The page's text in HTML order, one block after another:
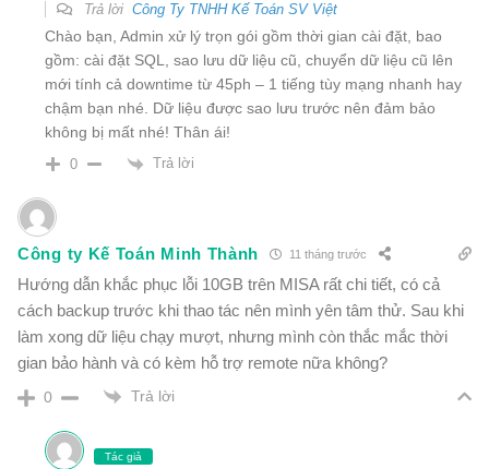
Trả lời Công Ty TNHH Kế Toán SV Việt
Chào bạn, Admin xử lý trọn gói gồm thời gian cài đặt, bao
gồm: cài đặt SQL, sao lưu dữ liệu cũ, chuyển dữ liệu cũ lên
mới tính cả downtime từ 45ph – 1 tiếng tùy mạng nhanh hay
chậm bạn nhé. Dữ liệu được sao lưu trước nên đảm bảo
không bị mất nhé! Thân ái!
0 Trả lời
Công ty Kế Toán Minh Thành 11 tháng trước
Hướng dẫn khắc phục lỗi 10GB trên MISA rất chi tiết, có cả
cách backup trước khi thao tác nên mình yên tâm thử. Sau khi
làm xong dữ liệu chạy mượt, nhưng mình còn thắc mắc thời
gian bảo hành và có kèm hỗ trợ remote nữa không?
0 Trả lời
Tác giả